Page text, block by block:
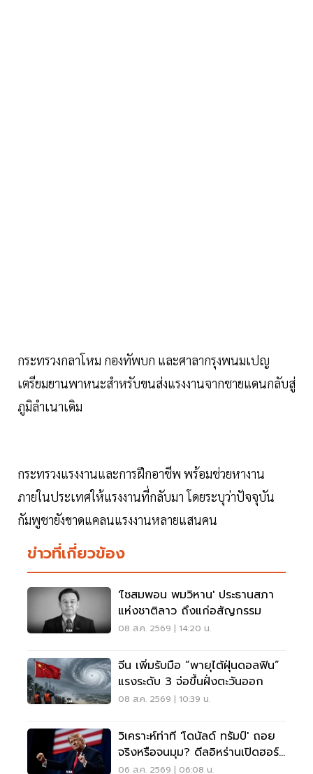
กระทรวงกลาโหม กองทัพบก และศาลากรุงพนมเปญ
เตรียมยานพาหนะสำหรับขนส่งแรงงานจากชายแดนกลับสู่
ภูมิลำเนาเดิม
กระทรวงแรงงานและการฝึกอาชีพ พร้อมช่วยหางาน
ภายในประเทศให้แรงงานที่กลับมา โดยระบุว่าปัจจุบัน
กัมพูชายังขาดแคลนแรงงานหลายแสนคน
ข่าวที่เกี่ยวข้อง
'ไซสมพอน พมวิหาน' ประธานสภา
แห่งชาติลาว ถึงแก่อสัญกรรม
08 ส.ค. 2569 | 14:20 น.
จีน เพิ่มรับมือ “พายุไต้ฝุ่นดอลฟิน”
แรงระดับ 3 จ่อขึ้นฝั่งตะวันออก
08 ส.ค. 2569 | 10:39 น.
วิเคราะห์ท่าที 'โดนัลด์ ทรัมป์' ถอย
จริงหรือจนมุม? ดีลอิหร่านเปิดฮอร์
มุซ
06 ส.ค. 2569 | 06:08 น.